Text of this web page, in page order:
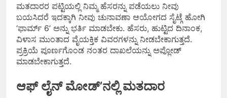
ಮತದಾರರ ಪಟ್ಟಿಯಲ್ಲಿ ನಿಮ್ಮ ಹೆಸರನ್ನು ಪಡೆಯಲು ನೀವು
ಬಯಸಿದರೆ ಇದಕ್ಕಾಗಿ ನೀವು ಚುನಾವಣಾ ಆಯೋಗದ ಸೈಟ್ಗೆ ಹೋಗಿ
‘ಫಾರ್ಮ್ 6’ ಅನ್ನು ಭರ್ತಿ ಮಾಡಬೇಕು. ಹೆಸರು, ಹುಟ್ಟಿದ ದಿನಾಂಕ,
ವಿಳಾಸ ಮುಂತಾದ ವೈಯಕ್ತಿಕ ವಿವರಗಳನ್ನು ನೀಡಬೇಕಾಗುತ್ತದೆ.
ಪ್ರಕ್ರಿಯೆ ಪೂರ್ಣಗೊಂಡ ನಂತರ ದಾಖಲೆಯನ್ನು ಅಪ್ಲೋಡ್
ಮಾಡಬೇಕಾಗುತ್ತದೆ.
ಆಫ್ ಲೈನ್ ಮೋಡ್’ನಲ್ಲಿ ಮತದಾರ